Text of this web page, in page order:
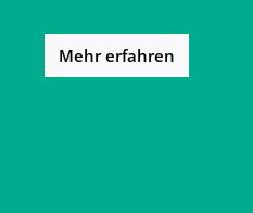
Mehr erfahren